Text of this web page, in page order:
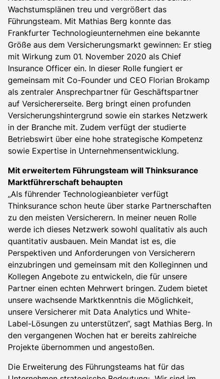
Wachstumsplänen treu und vergrößert das
Führungsteam. Mit Mathias Berg konnte das
Frankfurter Technologieunternehmen eine bekannte
Größe aus dem Versicherungsmarkt gewinnen: Er stieg
mit Wirkung zum 01. November 2020 als Chief
Insurance Officer ein. In dieser Rolle fungiert er
gemeinsam mit Co-Founder und CEO Florian Brokamp
als zentraler Ansprechpartner für Geschäftspartner
auf Versichererseite. Berg bringt einen profunden
Versicherungshintergrund sowie ein starkes Netzwerk
in der Branche mit. Zudem verfügt der studierte
Betriebswirt über eine hohe strategische Kompetenz
sowie Expertise in Unternehmensentwicklung.
Mit erweitertem Führungsteam will Thinksurance
Marktführerschaft behaupten
„Als führender Technologieanbieter verfügt
Thinksurance schon heute über starke Partnerschaften
zu den meisten Versicherern. In meiner neuen Rolle
werde ich dieses Netzwerk sowohl qualitativ als auch
quantitativ ausbauen. Mein Mandat ist es, die
Perspektiven und Anforderungen von Versicherern
einzubringen und gemeinsam mit den Kolleginnen und
Kollegen Angebote zu entwickeln, die für unsere
Partner einen echten Mehrwert bringen. Zudem bietet
unsere wachsende Marktkenntnis die Möglichkeit,
unsere Versicherer mit Data Analytics und White-
Label-Lösungen zu unterstützen“, sagt Mathias Berg. In
den vergangenen Wochen hat er bereits zahlreiche
Projekte übernommen und angestoßen.
Die Erweiterung des Führungsteams hat für das